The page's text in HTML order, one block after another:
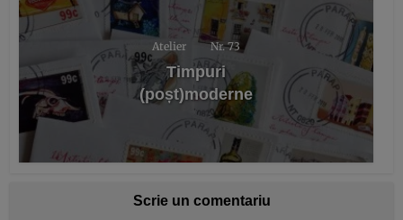
Atelier Nr. 73
Timpuri
(poșt)moderne
Scrie un comentariu